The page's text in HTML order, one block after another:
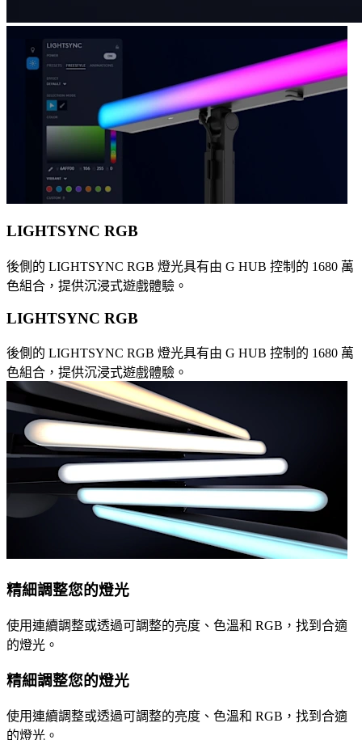
LIGHTSYNC RGB
後側的 LIGHTSYNC RGB 燈光具有由 G HUB 控制的 1680 萬
色組合，提供沉浸式遊戲體驗。
LIGHTSYNC RGB
後側的 LIGHTSYNC RGB 燈光具有由 G HUB 控制的 1680 萬
色組合，提供沉浸式遊戲體驗。
精細調整您的燈光
使用連續調整或透過可調整的亮度、色溫和 RGB，找到合適
的燈光。
精細調整您的燈光
使用連續調整或透過可調整的亮度、色溫和 RGB，找到合適
的燈光。